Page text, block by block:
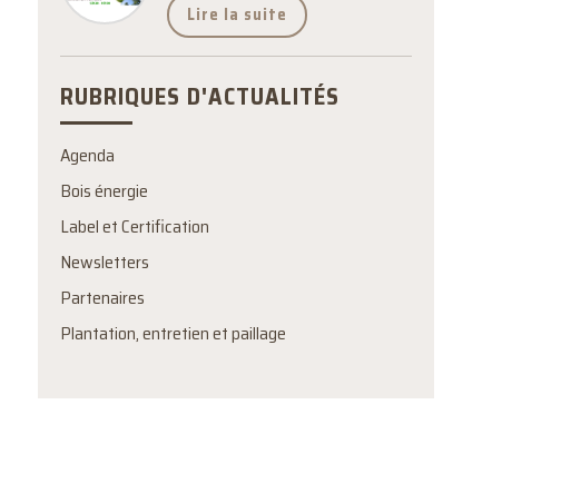
Lire la suite
RUBRIQUES D'ACTUALITÉS
Agenda
Bois énergie
Label et Certification
Newsletters
Partenaires
Plantation, entretien et paillage